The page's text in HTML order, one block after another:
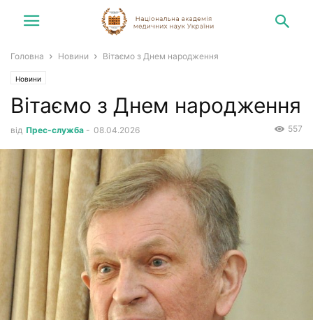
Головна Новини Вітаємо з Днем народження
Новини
Вітаємо з Днем народження
від Прес-служба - 08.04.2026 557